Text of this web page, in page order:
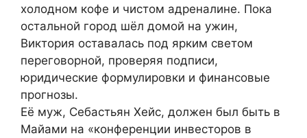
холодном кофе и чистом адреналине. Пока
остальной город шёл домой на ужин,
Виктория оставалась под ярким светом
переговорной, проверяя подписи,
юридические формулировки и финансовые
прогнозы.
Её муж, Себастьян Хейс, должен был быть в
Майами на «конференции инвесторов в